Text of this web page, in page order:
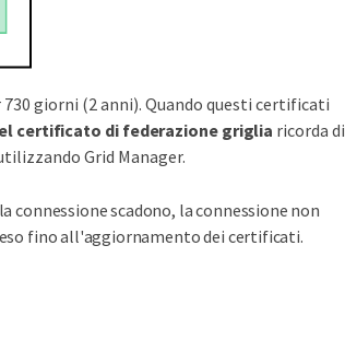
giorni (2 anni). Quando questi certificati
certificato di federazione griglia ricorda di
Grid Manager.
connessione scadono, la connessione non
fino all'aggiornamento dei certificati.